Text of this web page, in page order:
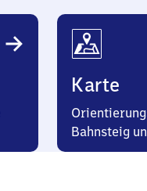
Karte
Bahnsteig